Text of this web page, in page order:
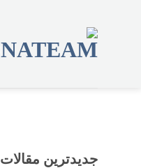
جدیدترین مقالات